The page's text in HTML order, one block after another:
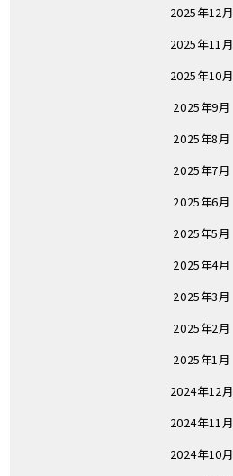
2025年12月
2025年11月
2025年10月
2025年9月
2025年8月
2025年7月
2025年6月
2025年5月
2025年4月
2025年3月
2025年2月
2025年1月
2024年12月
2024年11月
2024年10月